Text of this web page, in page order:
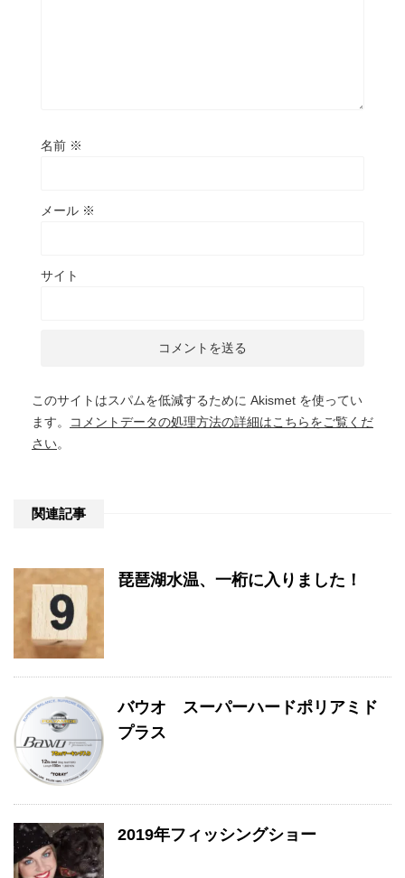
名前 ※
メール ※
サイト
このサイトはスパムを低減するために Akismet を使ってい
ます。
コメントデータの処理方法の詳細はこちらをご覧くだ
さい。
関連記事
琵琶湖水温、一桁に入りました！
バウオ スーパーハードポリアミド
プラス
2019年フィッシングショー